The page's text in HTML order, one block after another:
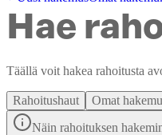
Hae
Täällä voit hakea rahoitusta
Rahoitushaut
Omat
Näin rahoituksen